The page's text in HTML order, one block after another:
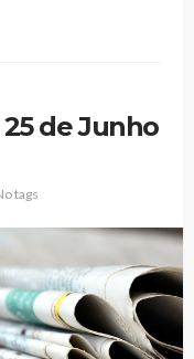
de Junho
tags